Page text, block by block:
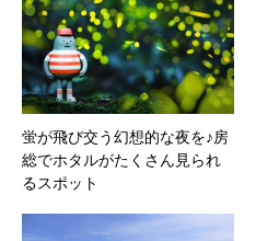
蛍が飛び交う幻想的な夜を♪房
総でホタルがたくさん見られ
るスポット